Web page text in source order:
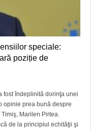
speciale:
poziție de
fost îndeplinită dorinţa unei
opinie prea bună despre
Marilen Pirtea.
de la principiul echităţii şi